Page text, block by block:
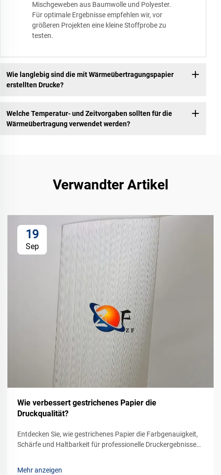
Mischgeweben aus Baumwolle und Polyester.
Für optimale Ergebnisse empfehlen wir, vor
größeren Projekten eine kleine Stoffprobe zu
testen.
Wie langlebig sind die mit Wärmeübertragungspapier
erstellten Drucke?
Welche Temperatur- und Zeitvorgaben sollten für die
Wärmeübertragung verwendet werden?
Verwandter Artikel
19
Sep
Wie verbessert gestrichenes Papier die
Druckqualität?
Entdecken Sie, wie gestrichenes Papier die Farbgenauigkeit,
Schärfe und Haltbarkeit für professionelle Druckergebnisse
Mehr anzeigen